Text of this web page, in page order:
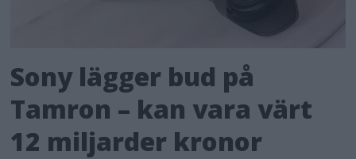
Sony lägger bud på
Tamron – kan vara värt
12 miljarder kronor